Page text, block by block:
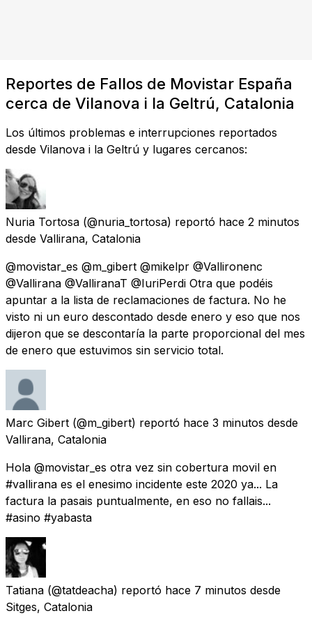
Reportes de Fallos de Movistar España
cerca de Vilanova i la Geltrú, Catalonia
Los últimos problemas e interrupciones reportados
desde Vilanova i la Geltrú y lugares cercanos:
Nuria Tortosa (@nuria_tortosa) reportó hace 2 minutos
desde Vallirana, Catalonia
@movistar_es @m_gibert @mikelpr @Vallironenc
@Vallirana @ValliranaT @IuriPerdi Otra que podéis
apuntar a la lista de reclamaciones de factura. No he
visto ni un euro descontado desde enero y eso que nos
dijeron que se descontaría la parte proporcional del mes
de enero que estuvimos sin servicio total.
Marc Gibert (@m_gibert) reportó hace 3 minutos desde
Vallirana, Catalonia
Hola @movistar_es otra vez sin cobertura movil en
#vallirana es el enesimo incidente este 2020 ya... La
factura la pasais puntualmente, en eso no fallais...
#asino #yabasta
Tatiana (@tatdeacha) reportó hace 7 minutos desde
Sitges, Catalonia